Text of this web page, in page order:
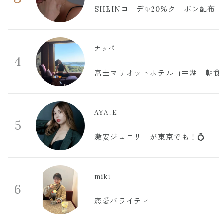
SHEINコーデ✨20%クーポン配布
4
ナッパ
富士マリオットホテル山中湖｜朝
5
AYA..E
激安ジュエリーが東京でも！💍
6
miki
恋愛バライティー